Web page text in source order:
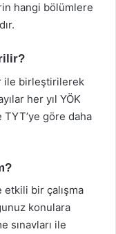
hangi bölümlere
ile birleştirilerek
her yıl YÖK
göre daha
etkili bir çalışma
konulara
sınavları ile